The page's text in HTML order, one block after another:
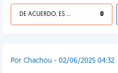
DE ACUERDO, ES UNA VIDA HP 0
Por Chachou - 02/06/2025 04:32